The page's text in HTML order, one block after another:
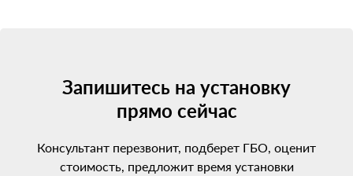
Запишитесь на установку
прямо сейчас
Консультант перезвонит, подберет ГБО, оценит
стоимость, предложит время установки